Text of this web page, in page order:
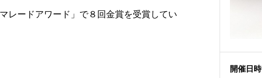
レードアワード」で８回金賞を受賞してい
開催日時